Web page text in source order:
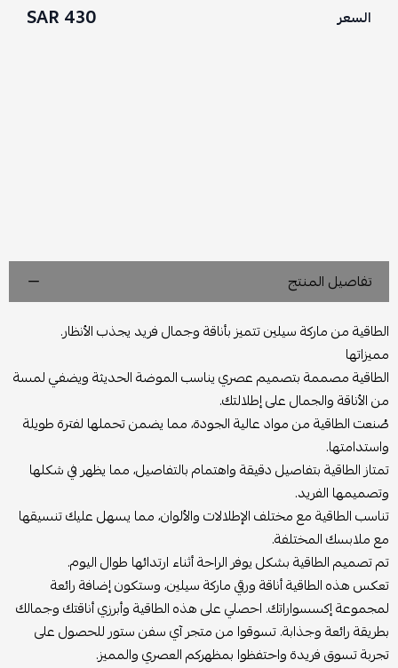
السعر 430 SAR
تفاصيل المنتج
الطاقية من ماركة سيلين تتميز بأناقة وجمال فريد يجذب الأنظار.
مميزاتها
الطاقية مصممة بتصميم عصري يناسب الموضة الحديثة ويضفي لمسة
من الأناقة والجمال على إطلالتك.
صُنعت الطاقية من مواد عالية الجودة، مما يضمن تحملها لفترة طويلة
واستدامتها.
تمتاز الطاقية بتفاصيل دقيقة واهتمام بالتفاصيل، مما يظهر في شكلها
وتصميمها الفريد.
تناسب الطاقية مع مختلف الإطلالات والألوان، مما يسهل عليك تنسيقها
مع ملابسك المختلفة.
تم تصميم الطاقية بشكل يوفر الراحة أثناء ارتدائها طوال اليوم.
تعكس هذه الطاقية أناقة ورقي ماركة سيلين، وستكون إضافة رائعة
لمجموعة إكسسواراتك. احصلي على هذه الطاقية وأبرزي أناقتك وجمالك
بطريقة رائعة وجذابة. تسوقوا من متجر آي سفن ستور للحصول على
تجربة تسوق فريدة واحتفظوا بمظهركم العصري والمميز.